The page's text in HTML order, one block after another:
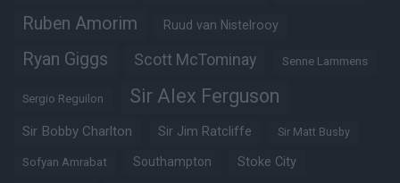
Ruben Amorim Ruud van Nistelrooy
Ryan Giggs Scott McTominay Senne Lammens
Sergio Reguilon Sir Alex Ferguson
Sir Bobby Charlton Sir Jim Ratcliffe Sir Matt Busby
Sofyan Amrabat Southampton Stoke City